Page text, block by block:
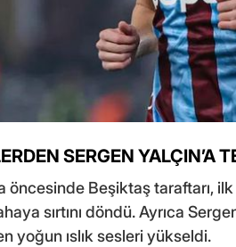
SERGEN YALÇIN’A
öncesinde Beşiktaş taraftarı,
sırtını döndü. Ayrıca
yoğun ıslık sesleri yükseldi.